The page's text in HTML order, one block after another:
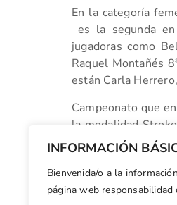
INFORMACIÓN
Bienvenida/o a la
página web responsabilidad
En la categoría
es la segunda
jugadoras como
Raquel Montañés
están Carla
Campeonato que
la modalidad
donde se
las chicas de barra
X